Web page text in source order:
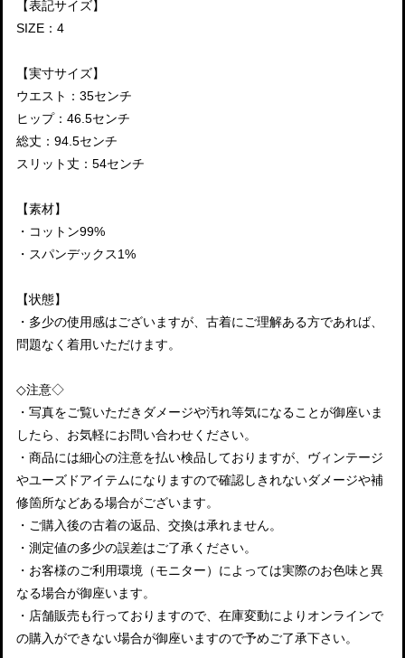
【表記サイズ】
SIZE：4
【実寸サイズ】
ウエスト：35センチ
ヒップ：46.5センチ
総丈：94.5センチ
スリット丈：54センチ
【素材】
・コットン99%
・スパンデックス1%
【状態】
・多少の使用感はございますが、古着にご理解ある方であれば、
問題なく着用いただけます。
◇注意◇
・写真をご覧いただきダメージや汚れ等気になることが御座いま
したら、お気軽にお問い合わせください。
・商品には細心の注意を払い検品しておりますが、ヴィンテージ
やユーズドアイテムになりますので確認しきれないダメージや補
修箇所などある場合がございます。
・ご購入後の古着の返品、交換は承れません。
・測定値の多少の誤差はご了承ください。
・お客様のご利用環境（モニター）によっては実際のお色味と異
なる場合が御座います。
・店舗販売も行っておりますので、在庫変動によりオンラインで
の購入ができない場合が御座いますので予めご了承下さい。